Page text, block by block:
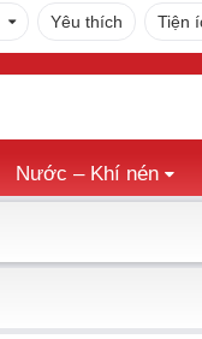
Yêu thích Tiện
Nước – Khí nén